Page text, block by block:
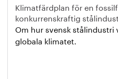
Klimatfärdplan för en
konkurrenskraftig
Om hur svensk
globala klimatet.